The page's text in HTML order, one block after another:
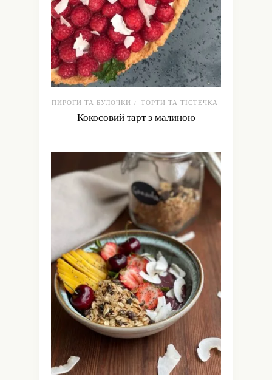
ПИРОГИ ТА БУЛОЧКИ / ТОРТИ ТА ТІСТЕЧКА
Кокосовий тарт з малиною